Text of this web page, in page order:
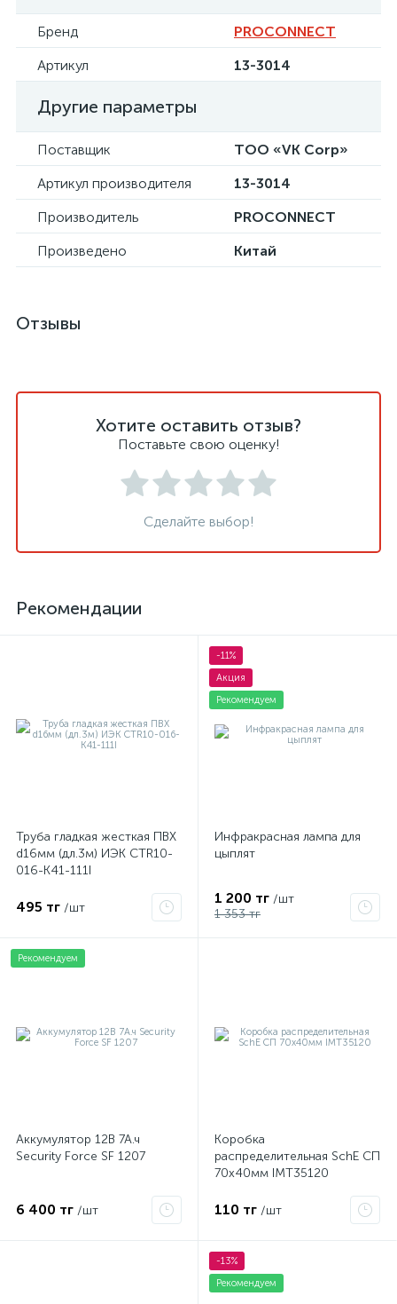
Бренд
PROCONNECT
Артикул
13-3014
Другие параметры
Поставщик
ТОО «VK Corp»
Артикул производителя
13-3014
Производитель
PROCONNECT
Произведено
Китай
Отзывы
Хотите оставить отзыв?
Поставьте свою оценку!
Сделайте выбор!
Рекомендации
Труба гладкая жесткая ПВХ
d16мм (дл.3м) ИЭК CTR10-
016-K41-111I
495 тг /шт
-11%
Акция
Рекомендуем
Инфракрасная лампа для
цыплят
1 200 тг /шт
1 353 тг
Рекомендуем
Аккумулятор 12В 7А.ч
Security Force SF 1207
6 400 тг /шт
Коробка
распределительная SchE СП
70х40мм IMT35120
110 тг /шт
-13%
Рекомендуем